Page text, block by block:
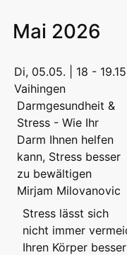
Mai 2026
Di, 05.05. | 18 -
Vaihingen
Darmgesundheit &
Stress - Wie Ihr
Darm Ihnen helfen
kann, Stress besser
zu bewältigen
Mirjam Milovanovic
Stress lässt sich
nicht immer
Ihren Körper